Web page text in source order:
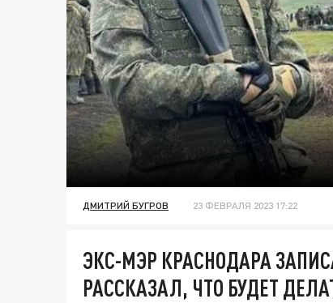
ДМИТРИЙ БУГРОВ 23 ФЕВРАЛЯ 2023 17:22
ЭКС-МЭР КРАСНОДАРА
РАССКАЗАЛ, ЧТО БУДЕТ